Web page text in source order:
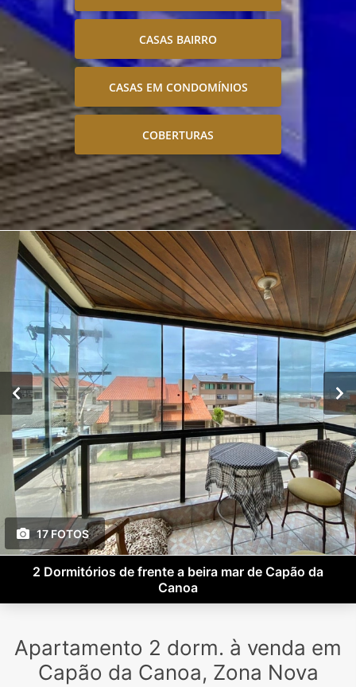
CASAS BAIRRO
CASAS EM CONDOMÍNIOS
COBERTURAS
17 FOTOS
2 Dormitórios de frente a beira mar de Capão da
Canoa
Apartamento 2 dorm. à venda em
Capão da Canoa, Zona Nova